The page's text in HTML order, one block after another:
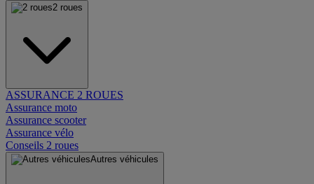
2 roues
ASSURANCE 2 ROUES
Assurance moto
Assurance scooter
Assurance vélo
Conseils 2 roues
Autres véhicules